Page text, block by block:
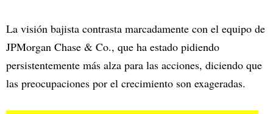
La visión bajista contrasta marcadamente con el equipo de
JPMorgan Chase & Co., que ha estado pidiendo
persistentemente más alza para las acciones, diciendo que
las preocupaciones por el crecimiento son exageradas.